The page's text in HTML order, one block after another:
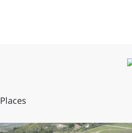
Places